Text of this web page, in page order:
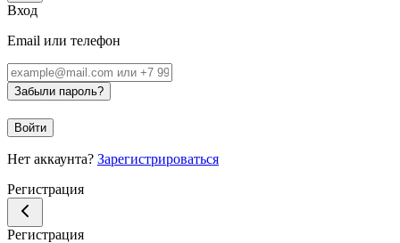
Вход
Email или телефон
Забыли пароль?
Войти
Нет аккаунта? Зарегистрироваться
Регистрация
Регистрация